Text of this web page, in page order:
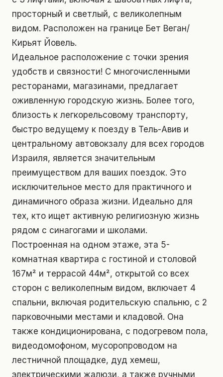
просторный и светлый, с великолепным
видом. Расположен на границе Бет Веган/
Кирьят Йовель.
Идеальное расположение с точки зрения
удобств и связности! С многочисленными
ресторанами, магазинами, предлагает
оживленную городскую жизнь. Более того,
близость к легкорельсовому транспорту,
быстро ведущему к поезду в Тель-Авив и
центральному автовокзалу для всех городов
Израиля, является значительным
преимуществом для ваших поездок. Это
исключительное место для практичного и
динамичного образа жизни. Идеально для
тех, кто ищет активную религиозную жизнь
рядом с синагогами и школами.
Построенная на одном этаже, эта 5-
комнатная квартира с гостиной и столовой
167м² и террасой 44м², открытой со всех
сторон с великолепным видом, включает 4
спальни, включая родительскую спальню, с 2
парковочными местами и кладовой. Она
также кондиционирована, с подогревом пола,
видеодомофоном, мусоропроводом на
лестничной площадке, дуд хемеш,
электрическими жалюзи, а также ручными